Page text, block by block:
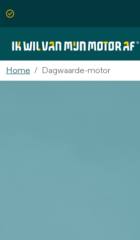
Home Dagwaarde-motor